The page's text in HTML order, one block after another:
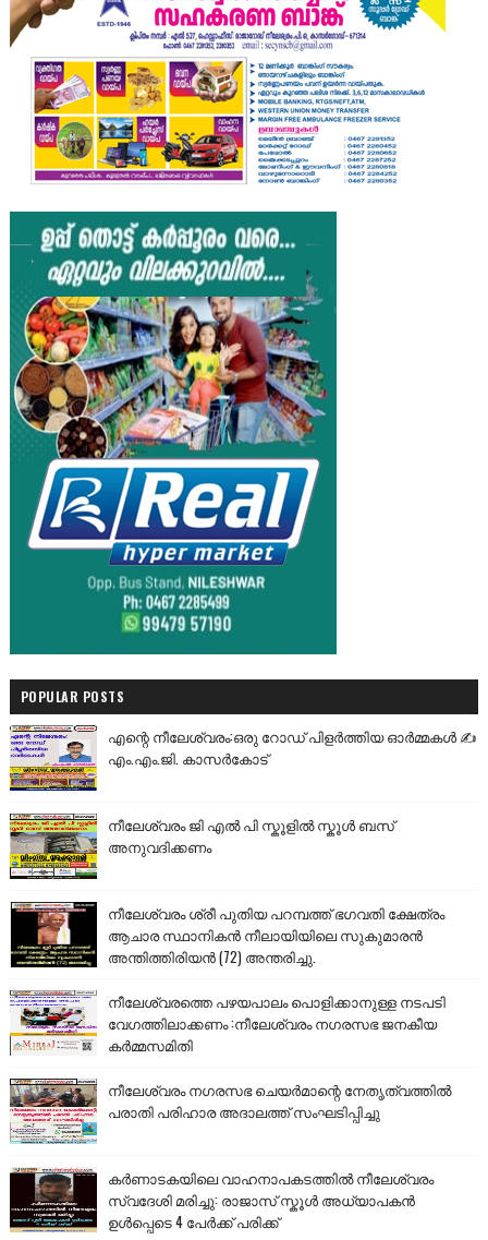
POPULAR POSTS
എന്റെ നീലേശ്വരം:ഒരു റോഡ് പിളർത്തിയ ഓർമ്മകൾ ✍️
എം.എം.ജി. കാസർകോട്
നീലേശ്വരം ജി എൽ പി സ്കൂളിൽ സ്കൂൾ ബസ്
അനുവദിക്കണം
നീലേശ്വരം ശ്രീ പുതിയ പറമ്പത്ത് ഭഗവതി ക്ഷേത്രം
ആചാര സ്ഥാനികൻ നീലായിയിലെ സുകുമാരൻ
അന്തിത്തിരിയൻ (72) അന്തരിച്ചു.
നീലേശ്വരത്തെ പഴയപാലം പൊളിക്കാനുള്ള നടപടി
വേഗത്തിലാക്കണം :നീലേശ്വരം നഗരസഭ ജനകീയ
കർമ്മസമിതി
നീലേശ്വരം നഗരസഭ ചെയർമാന്റെ നേതൃത്വത്തിൽ
പരാതി പരിഹാര അദാലത്ത് സംഘടിപ്പിച്ചു
കർണാടകയിലെ വാഹനാപകടത്തിൽ നീലേശ്വരം
സ്വദേശി മരിച്ചു: രാജാസ് സ്കൂൾ അധ്യാപകൻ
ഉൾപ്പെടെ 4 പേർക്ക് പരിക്ക്